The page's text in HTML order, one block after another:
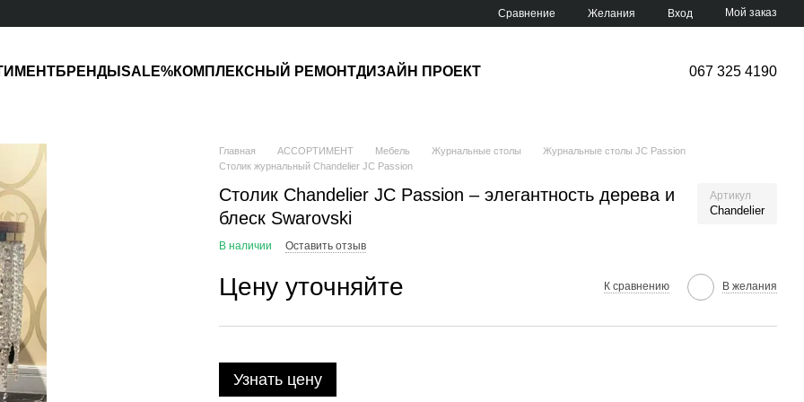
Сравнение Желания Вход Мой заказ
БРЕНДЫ SALE%КОМПЛЕКСНЫЙ РЕМОНТДИЗАЙН ПРОЕКТ 067 325 4190
Главная АССОРТИМЕНТ Мебель Журнальные столы
Журнальные столы JC Passion
Столик журнальный Chandelier JC Passion
Столик Chandelier JC Passion – элегантность дерева и
блеск Swarovski
Артикул
Chandelier
В наличии Оставить отзыв
Цену уточняйте К сравнению В желания
Узнать цену